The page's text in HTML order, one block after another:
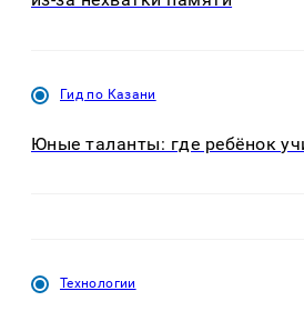
Гид по Казани
Юные таланты: где ребёнок
Технологии